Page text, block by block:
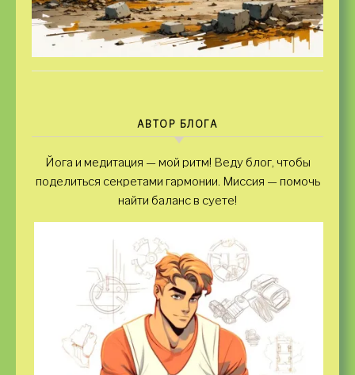
АВТОР БЛОГА
Йога и медитация — мой ритм! Веду блог, чтобы
поделиться секретами гармонии. Миссия — помочь
найти баланс в суете!